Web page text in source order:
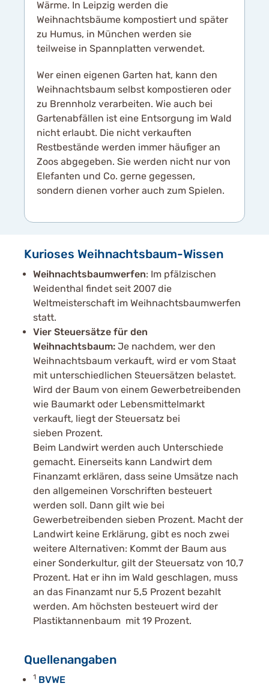
Wärme. In Leipzig werden die
Weihnachtsbäume kompostiert und später
zu Humus, in München werden sie
teilweise in Spannplatten verwendet.
Wer einen eigenen Garten hat, kann den
Weihnachtsbaum selbst kompostieren oder
zu Brennholz verarbeiten. Wie auch bei
Gartenabfällen ist eine Entsorgung im Wald
nicht erlaubt. Die nicht verkauften
Restbestände werden immer häufiger an
Zoos abgegeben. Sie werden nicht nur von
Elefanten und Co. gerne gegessen,
sondern dienen vorher auch zum Spielen.
Kurioses Weihnachtsbaum-Wissen
Weihnachtsbaumwerfen: Im pfälzischen
Weidenthal findet seit 2007 die
Weltmeisterschaft im Weihnachtsbaumwerfen
statt.
Vier Steuersätze für den
Weihnachtsbaum: Je nachdem, wer den
Weihnachtsbaum verkauft, wird er vom Staat
mit unterschiedlichen Steuersätzen belastet.
Wird der Baum von einem Gewerbetreibenden
wie Baumarkt oder Lebensmittelmarkt
verkauft, liegt der Steuersatz bei
sieben Prozent.
Beim Landwirt werden auch Unterschiede
gemacht. Einerseits kann Landwirt dem
Finanzamt erklären, dass seine Umsätze nach
den allgemeinen Vorschriften besteuert
werden soll. Dann gilt wie bei
Gewerbetreibenden sieben Prozent. Macht der
Landwirt keine Erklärung, gibt es noch zwei
weitere Alternativen: Kommt der Baum aus
einer Sonderkultur, gilt der Steuersatz von 10,7
Prozent. Hat er ihn im Wald geschlagen, muss
an das Finanzamt nur 5,5 Prozent bezahlt
werden. Am höchsten besteuert wird der
Plastiktannenbaum mit 19 Prozent.
Quellenangaben
1 BVWE